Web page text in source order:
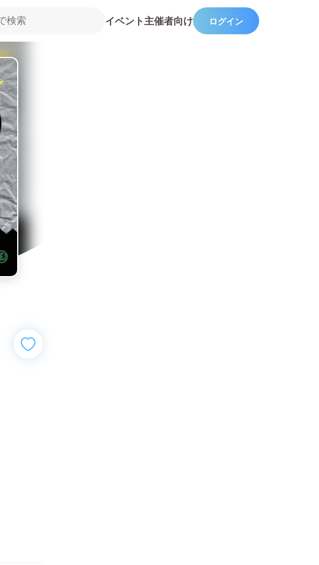
イベント主催者向け ログイン